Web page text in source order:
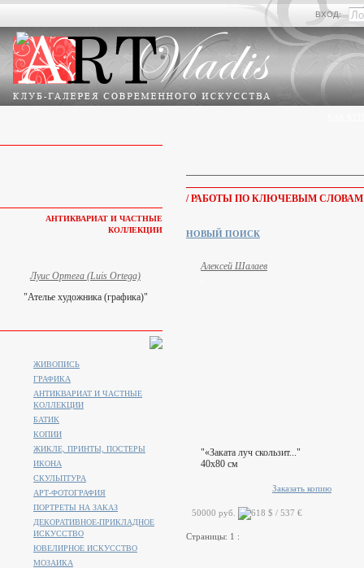
ВХОД:
/ РАБОТЫ ПО КЛЮЧЕВЫМ
НОВЫЙ ПОИСК
Алексей Шалаев
"«Заката луч скользит..."
40x80 см
Заказать копию
50000 руб.
Страницы: 1 :
АНТИКВАРИАТ И ЧАСТНЫЕ
КОЛЛЕКЦИИ
Луис Ортега (Luis Ortega)
"Ателье художника (графика)"
ЖИВОПИСЬ
ГРАФИКА
АНТИКВАРИАТ И ЧАСТНЫЕ
КОЛЛЕКЦИИ
БАТИК
КОПИИ
ЖИКЛЕ, ПРИНТЫ, ПОСТЕРЫ
ИКОНА
СКУЛЬПТУРА
АРТ-ФОТОГРАФИЯ
ПОРТРЕТЫ НА ЗАКАЗ
ДЕКОРАТИВНОЕ-ПРИКЛАДНОЕ
ИСКУССТВО
ЮВЕЛИРНОЕ ИСКУССТВО
МОЗАИКА